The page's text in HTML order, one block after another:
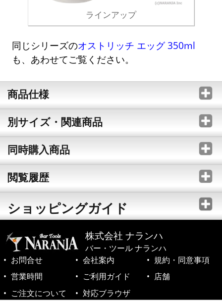
ラインアップ
同じシリーズのオストリッチ エッグ 350ml
も、あわせてご覧ください。
商品仕様
別サイズ・関連商品
同時購入商品
閲覧履歴
ショッピングガイド
株式会社 ナランハ
バー・ツール ナランハ
お問合せ
会社案内
規約・同意事項
営業時間
ご利用ガイド
店舗
ご注文について
対応ブラウザ